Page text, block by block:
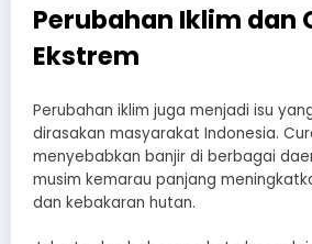
Perubahan Iklim dan
Ekstrem
Perubahan iklim juga menjadi isu
dirasakan masyarakat Indonesia.
menyebabkan banjir di berbagai
musim kemarau panjang
dan kebakaran hutan.